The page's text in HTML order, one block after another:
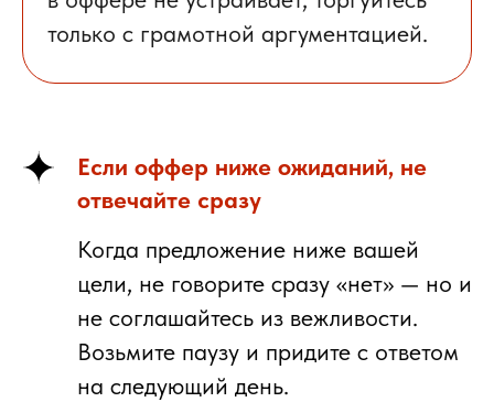
только с грамотной аргументацией.
Если оффер ниже ожиданий, не
отвечайте сразу
Когда предложение ниже вашей
цели, не говорите сразу «нет» — но и
не соглашайтесь из вежливости.
Возьмите паузу и придите с ответом
на следующий день.